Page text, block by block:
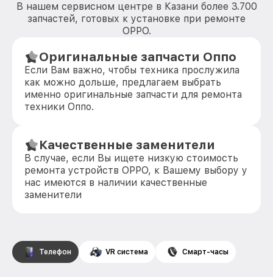
В нашем сервисном центре в Казани более 3.700
запчастей, готовых к установке при ремонте
OPPO.
Оригинальные запчасти Оппо
Если Вам важно, чтобы техника прослужила
как можно дольше, предлагаем выбрать
именно оригинальные запчасти для ремонта
техники Оппо.
Качественные заменители
В случае, если Вы ищете низкую стоимость
ремонта устройств OPPO, к Вашему выбору у
нас имеются в наличии качественные
заменители
Телефон VR система Смарт-часы